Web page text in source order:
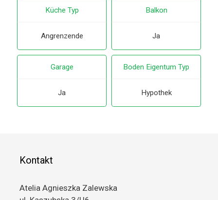
Küche Typ
Angrenzende
Balkon
Ja
Garage
Ja
Boden Eigentum Typ
Hypothek
Kontakt
Atelia Agnieszka Zalewska